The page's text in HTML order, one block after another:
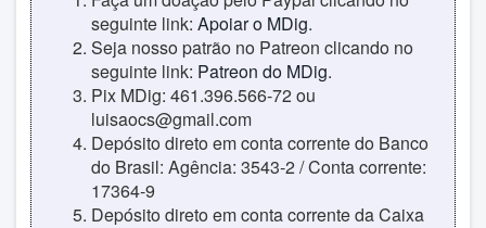
seguinte link: Apoiar o MDig.
Seja nosso patrão no Patreon clicando no
seguinte link: Patreon do MDig.
Pix MDig: 461.396.566-72 ou
luisaocs@gmail.com
Depósito direto em conta corrente do Banco
do Brasil: Agência: 3543-2 / Conta corrente:
17364-9
Depósito direto em conta corrente da Caixa